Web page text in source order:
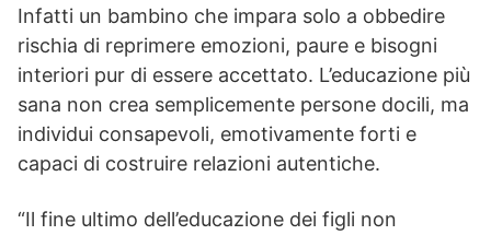
Infatti un bambino che impara solo a obbedire
rischia di reprimere emozioni, paure e bisogni
interiori pur di essere accettato. L’educazione più
sana non crea semplicemente persone docili, ma
individui consapevoli, emotivamente forti e
capaci di costruire relazioni autentiche.
“Il fine ultimo dell’educazione dei figli non